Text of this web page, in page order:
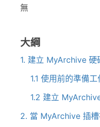
無
大綱
1. 建立 MyArchive 硬
1.1 使用前的準備工
1.2 建立
2. 當 MyArchive 插槽